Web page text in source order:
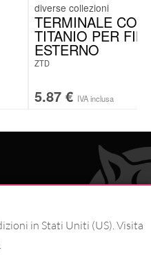
TERMINALE
TITANIO PER
ESTERNO
ZTD
5.87 € IVA inclusa
in Stati Uniti (US). Visita